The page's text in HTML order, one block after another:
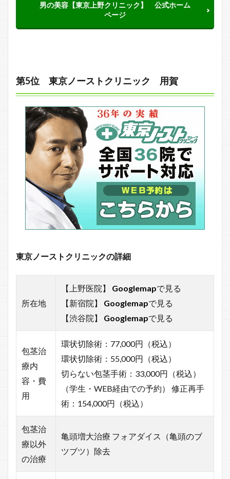
男の美容【東京上野クリニック】 公式ホーム
ページ
第5位 東京ノーストクリニック 用賀
東京ノーストクリニックの詳細
所在地
【上野医院】 Googlemapで見る
【新宿院】 Googlemapで見る
【渋谷院】
Googlemapで見る
包茎治
療内
容・費
用
環状切除術：77,000円（税込）
環状切除術：55,000円（税込）
切らない包茎手術：33,000円（税込）
（学生・WEB経由での予約） 修正再手
術：154,000円（税込）
包茎治
療以外
の治療
亀頭増大治療 フォアダイス（亀頭のブ
ツブツ）除去